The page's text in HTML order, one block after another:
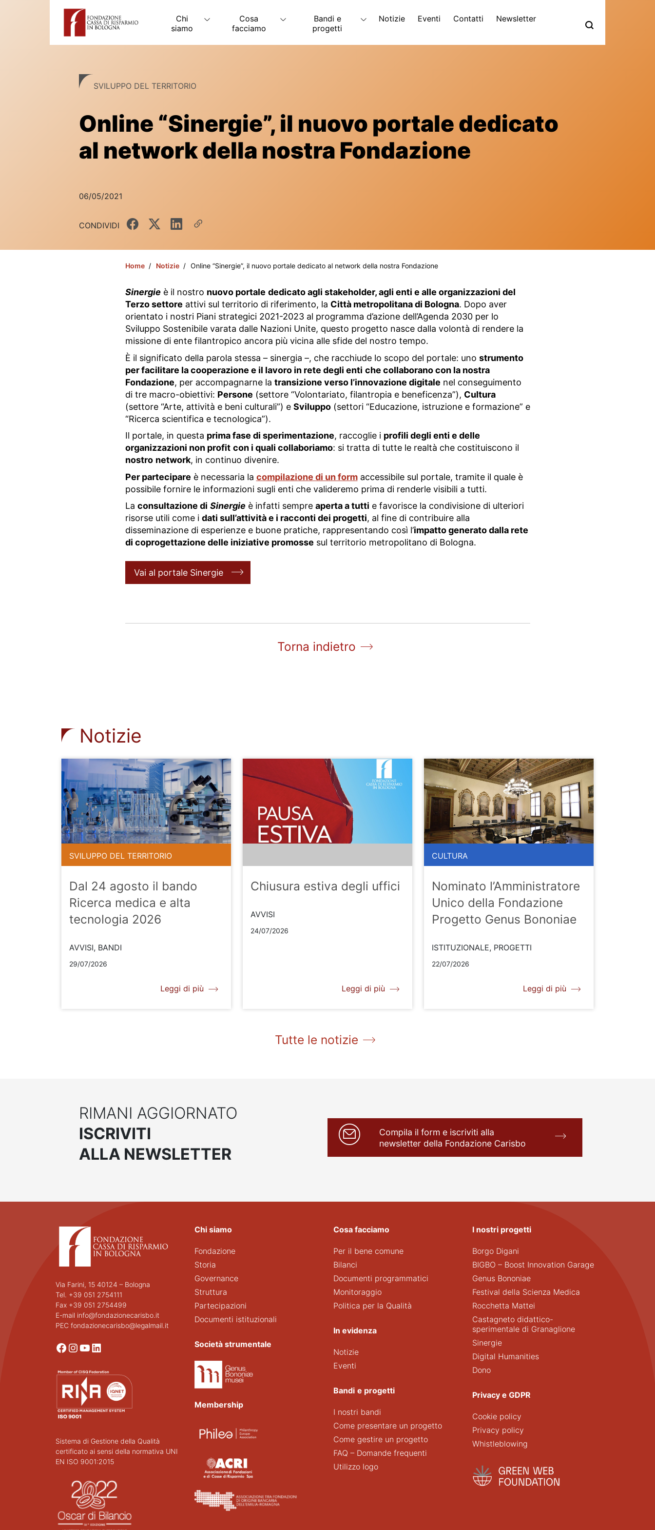
Chi
siamo
Cosa
facciamo
Bandi e
progetti
Notizie Eventi Contatti Newsletter
SVILUPPO DEL TERRITORIO
Online “Sinergie”, il nuovo portale dedicato
al network della nostra Fondazione
06/05/2021
CONDIVIDI
Home Notizie Online “Sinergie”, il nuovo portale dedicato al network della nostra Fondazione
Sinergie è il nostro nuovo portale dedicato agli stakeholder, agli enti e alle organizzazioni del
Terzo settore attivi sul territorio di riferimento, la Città metropolitana di Bologna. Dopo aver
orientato i nostri Piani strategici 2021-2023 al programma d’azione dell’Agenda 2030 per lo
Sviluppo Sostenibile varata dalle Nazioni Unite, questo progetto nasce dalla volontà di rendere la
missione di ente filantropico ancora più vicina alle sfide del nostro tempo.
È il significato della parola stessa – sinergia –, che racchiude lo scopo del portale: uno strumento
per facilitare la cooperazione e il lavoro in rete degli enti che collaborano con la nostra
Fondazione, per accompagnarne la transizione verso l’innovazione digitale nel conseguimento
di tre macro-obiettivi: Persone (settore “Volontariato, filantropia e beneficenza”), Cultura
(settore “Arte, attività e beni culturali”) e Sviluppo(settori “Educazione, istruzione e formazione” e
“Ricerca scientifica e tecnologica”).
Il portale, in questa prima fase di sperimentazione, raccoglie i profili degli enti e delle
organizzazioni non profit con i quali collaboriamo: si tratta di tutte le realtà che costituiscono il
nostro network, in continuo divenire.
Per partecipare è necessaria la compilazione di un formaccessibile sul portale, tramite il quale è
possibile fornire le informazioni sugli enti che valideremo prima di renderle visibili a tutti.
La consultazione di Sinergie è infatti sempre aperta a tutti e favorisce la condivisione di ulteriori
risorse utili come i dati sull’attività e i racconti dei progetti, al fine di contribuire alla
disseminazione di esperienze e buone pratiche, rappresentando così l’impatto generato dalla rete
di coprogettazione delle iniziative promosse sul territorio metropolitano di Bologna.
Vai al portale Sinergie
Torna indietro
Notizie
SVILUPPO DEL TERRITORIO
Dal 24 agosto il bando
Ricerca medica e alta
tecnologia 2026
AVVISI, BANDI
29/07/2026
Leggi di più
Chiusura estiva degli uffici
AVVISI
24/07/2026
Leggi di più
CULTURA
Nominato l’Amministratore
Unico della Fondazione
Progetto Genus Bononiae
ISTITUZIONALE, PROGETTI
22/07/2026
Leggi di più
Tutte le notizie
RIMANI AGGIORNATO
ISCRIVITI
ALLA NEWSLETTER
Compila il form e iscriviti alla
newsletter della Fondazione Carisbo
Via Farini, 15 40124 – Bologna
Tel. +39 051 2754111
Fax +39 051 2754499
E-mail info@fondazionecarisbo.it
PEC fondazionecarisbo@legalmail.it
Facebook
Instagram
YouTube
LinkedIn
Sistema di Gestione della Qualità
certificato ai sensi della normativa UNI
EN ISO 9001:2015
Chi siamo
Fondazione
Storia
Governance
Struttura
Partecipazioni
Documenti istituzionali
Società strumentale
Membership
Cosa facciamo
Per il bene comune
Bilanci
Documenti programmatici
Monitoraggio
Politica per la Qualità
In evidenza
Notizie
Eventi
Bandi e progetti
I nostri bandi
Come presentare un progetto
Come gestire un progetto
FAQ – Domande frequenti
Utilizzo logo
I nostri progetti
Borgo Digani
BIGBO – Boost Innovation Garage
Genus Bononiae
Festival della Scienza Medica
Rocchetta Mattei
Castagneto didattico-
sperimentale di Granaglione
Sinergie
Digital Humanities
Dono
Privacy e GDPR
Cookie policy
Privacy policy
Whistleblowing